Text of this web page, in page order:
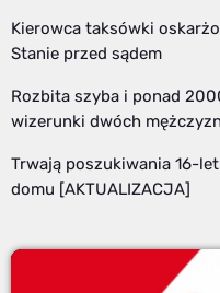
Kierowca taksówki
Stanie przed sądem
Rozbita szyba i ponad
wizerunki dwóch mężczyzn
Trwają poszukiwania 16-
domu [AKTUALIZACJA]